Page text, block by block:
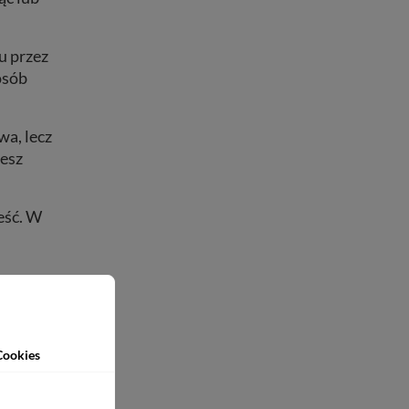
przez
lecz
W
Jeśli